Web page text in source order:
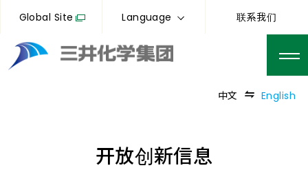
Global Site Language 联系我们
中文 English
开放创新信息